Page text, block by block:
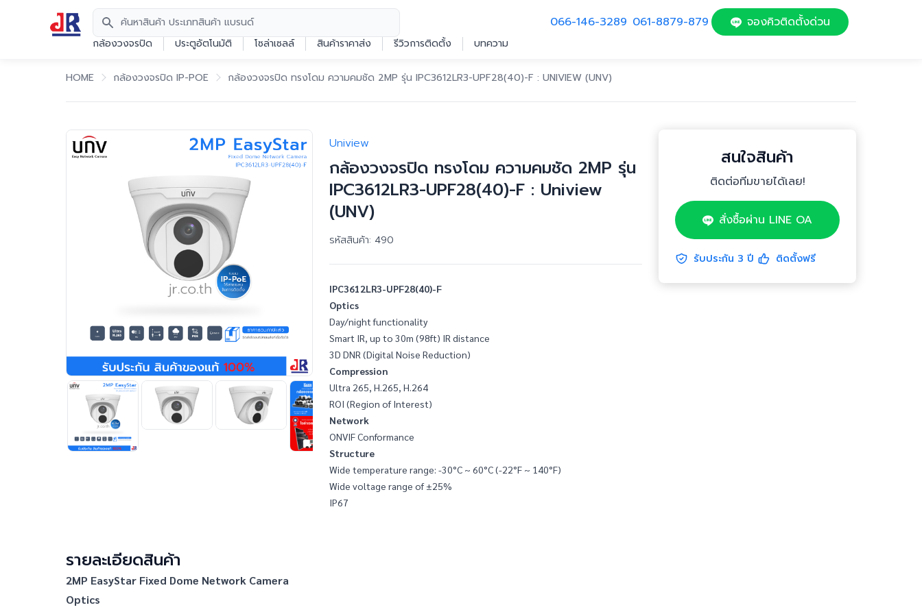
Search
กล้องวงจรปิด
ประตูอัตโนมัติ โซล่าเซลล์ สินค้าราคาส่ง รีวิวการติดตั้ง บทความ
066-146-3289 061-8879-879 จองคิวติดตั้งด่วน
HOME กล้องวงจรปิด IP-POE กล้องวงจรปิด ทรงโดม ความคมชัด 2MP รุ่น IPC3612LR3-UPF28(40)-F : UNIVIEW (UNV)
Uniview
กล้องวงจรปิด ทรงโดม ความคมชัด 2MP รุ่น
IPC3612LR3-UPF28(40)-F : Uniview
(UNV)
รหัสสินค้า: 490
IPC3612LR3-UPF28(40)-F
Optics
Day/night functionality
Smart IR, up to 30m (98ft) IR distance
3D DNR (Digital Noise Reduction)
Compression
Ultra 265, H.265, H.264
ROI (Region of Interest)
Network
ONVIF Conformance
Structure
Wide temperature range: -30°C ~ 60°C (-22°F ~ 140°F)
Wide voltage range of ±25%
IP67
รายละเอียดสินค้า
2MP EasyStar Fixed Dome Network Camera
Optics
สนใจสินค้า
ติดต่อทีมขายได้เลย!
สั่งซื้อผ่าน LINE OA
รับประกัน 3 ปี ติดตั้งฟรี